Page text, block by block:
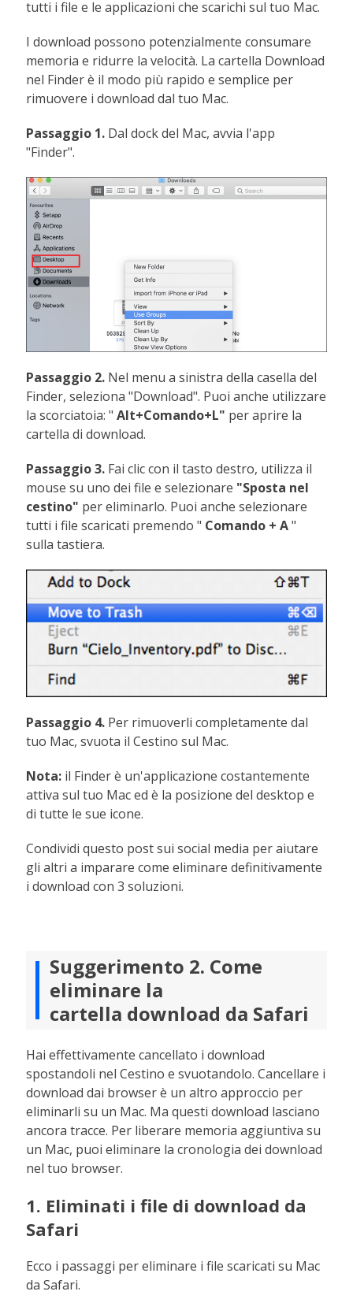
tutti i file e le applicazioni che scarichi sul tuo Mac.
I download possono potenzialmente consumare
memoria e ridurre la velocità. La cartella Download
nel Finder è il modo più rapido e semplice per
rimuovere i download dal tuo Mac.
Passaggio 1. Dal dock del Mac, avvia l'app
"Finder".
Passaggio 2. Nel menu a sinistra della casella del
Finder, seleziona "Download". Puoi anche utilizzare
la scorciatoia: "Alt+Comando+L" per aprire la
cartella di download.
Passaggio 3. Fai clic con il tasto destro, utilizza il
mouse su uno dei file e selezionare "Sposta nel
cestino" per eliminarlo. Puoi anche selezionare
tutti i file scaricati premendo " Comando + A"
sulla tastiera.
Passaggio 4. Per rimuoverli completamente dal
tuo Mac, svuota il Cestino sul Mac.
Nota: il Finder è un'applicazione costantemente
attiva sul tuo Mac ed è la posizione del desktop e
di tutte le sue icone.
Condividi questo post sui social media per aiutare
gli altri a imparare come eliminare definitivamente
i download con 3 soluzioni.
Suggerimento 2. Come
eliminare la
cartella download da Safari
Hai effettivamente cancellato i download
spostandoli nel Cestino e svuotandolo. Cancellare i
download dai browser è un altro approccio per
eliminarli su un Mac. Ma questi download lasciano
ancora tracce. Per liberare memoria aggiuntiva su
un Mac, puoi eliminare la cronologia dei download
nel tuo browser.
1. Eliminati i file di download da
Safari
Ecco i passaggi per eliminare i file scaricati su Mac
da Safari.